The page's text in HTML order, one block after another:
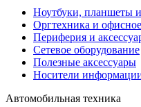
Ноутбуки, планшеты
Оргтехника и
Периферия и
Cетевое оборудование
Полезные аксессуары
Носители
Автомобильная техника